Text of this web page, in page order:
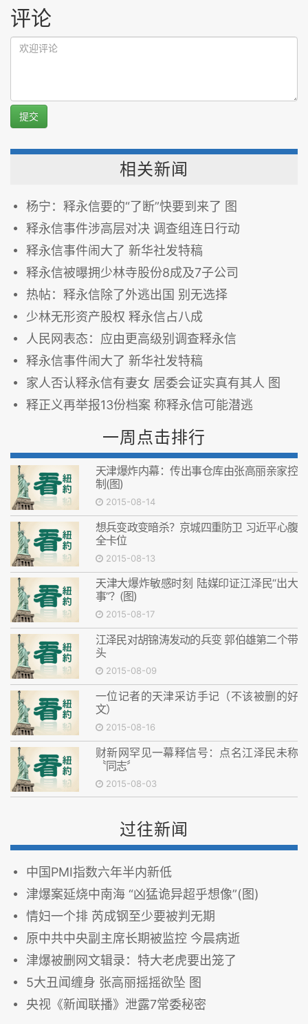
评论
提交
相关新闻
杨宁：释永信要的“了断”快要到来了 图
释永信事件涉高层对决 调查组连日行动
释永信事件闹大了 新华社发特稿
释永信被曝拥少林寺股份8成及7子公司
热帖：释永信除了外逃出国 别无选择
少林无形资产股权 释永信占八成
人民网表态：应由更高级别调查释永信
释永信事件闹大了 新华社发特稿
家人否认释永信有妻女 居委会证实真有其人 图
释正义再举报13份档案 称释永信可能潜逃
一周点击排行
天津爆炸内幕：传出事仓库由张高丽亲家控
制(图)
2015-08-14
想兵变政变暗杀？京城四重防卫 习近平心腹
全卡位
2015-08-13
天津大爆炸敏感时刻 陆媒印证江泽民“出大
事”？(图)
2015-08-17
江泽民对胡锦涛发动的兵变 郭伯雄第二个带
头
2015-08-09
一位记者的天津采访手记（不该被删的好
文）
2015-08-16
财新网罕见一幕释信号：点名江泽民未称
〝同志〞
2015-08-03
过往新闻
中国PMI指数六年半内新低
津爆案延烧中南海 “凶猛诡异超乎想像”(图)
情妇一个排 芮成钢至少要被判无期
原中共中央副主席长期被监控 今晨病逝
津爆被删网文辑录：特大老虎要出笼了
5大丑闻缠身 张高丽摇摇欲坠 图
央视《新闻联播》泄露7常委秘密